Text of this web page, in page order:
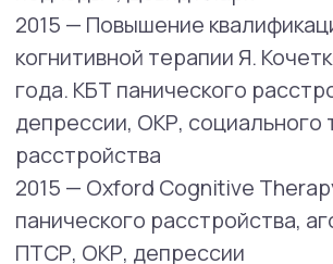
Методы, в которых работает специалист:
Диалектическая поведенческая терапия.
Терапия принятия и ответственности.
Когнитивно поведенческая терапия